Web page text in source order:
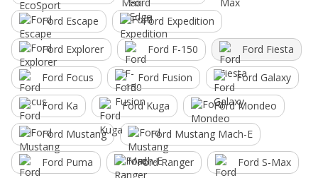
Ford Escape Ford Expedition
Ford Explorer Ford F-150 Ford Fiesta
Ford Focus Ford Fusion Ford Galaxy
Ford Ka Ford Kuga Ford Mondeo
Ford Mustang Ford Mustang Mach-E
Ford Puma Ford Ranger Ford S-Max